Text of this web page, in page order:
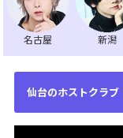
名古屋 新潟
仙台のホストクラブ